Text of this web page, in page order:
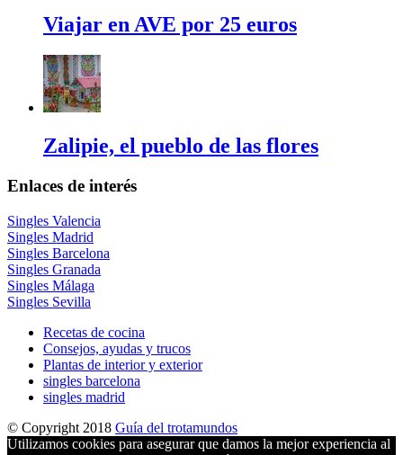
Viajar en AVE por 25 euros
Zalipie, el pueblo de las flores
Enlaces de interés
Singles Valencia
Singles Madrid
Singles Barcelona
Singles Granada
Singles Málaga
Singles Sevilla
Recetas de cocina
Consejos, ayudas y trucos
Plantas de interior y exterior
singles barcelona
singles madrid
© Copyright 2018 Guía del trotamundos
Utilizamos cookies para asegurar que damos la mejor experiencia al